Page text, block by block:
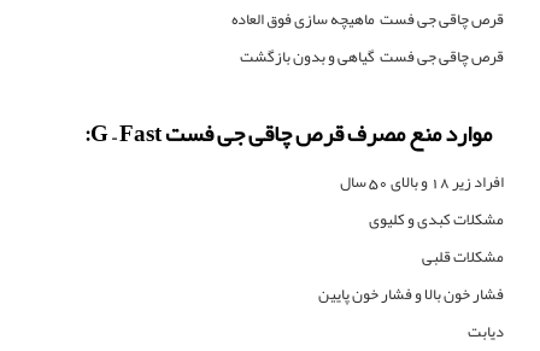
قرص چاقی جی فست ماهیچه سازی فوق العاده
قرص چاقی جی فست گیاهی و بدون بازگشت
موارد منع مصرف قرص چاقی جی فستG – Fast
:
افراد زیر 18 و بالای 50 سال
مشکلات کبدی و کلیوی
مشکلات قلبی
فشار خون بالا و فشار خون پایین
دیابت